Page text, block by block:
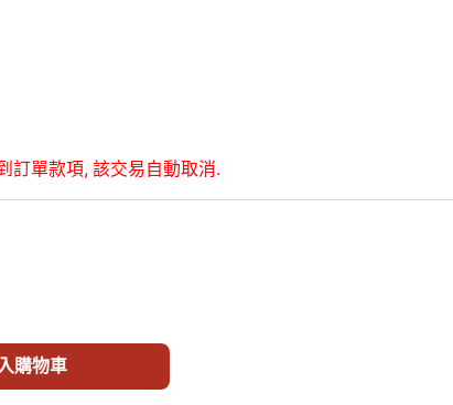
訂單款項, 該交易自動取消.
Standard Combo (3MM) SP3-000 數量
購物車